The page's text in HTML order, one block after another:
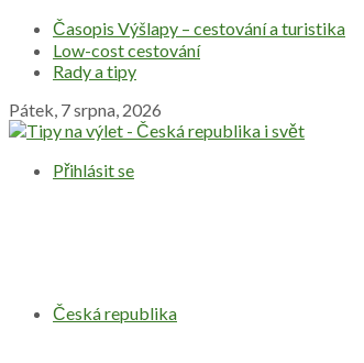
Časopis Výšlapy – cestování a turistika
Low-cost cestování
Rady a tipy
Pátek, 7 srpna, 2026
Přihlásit se
Česká republika